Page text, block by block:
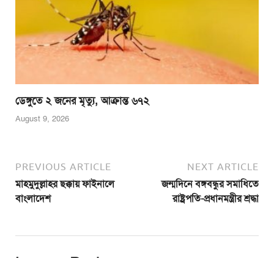
ডেঙ্গুতে ২ জনের মৃত্যু, আক্রান্ত ৬৭২
August 9, 2026
PREVIOUS ARTICLE
মাহমুদুল্লাহর ছক্কায় ফাইনালে
বাংলাদেশ
NEXT ARTICLE
জন্মদিনে বঙ্গবন্ধুর সমাধিতে
রাষ্ট্রপতি-প্রধানমন্ত্রীর শ্রদ্ধা